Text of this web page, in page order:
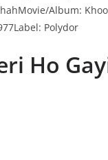
Album:
Polydor
Ho